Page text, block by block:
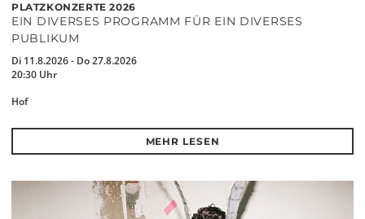
PLATZKONZERTE 2026
EIN DIVERSES PROGRAMM FÜR EIN DIVERSES
PUBLIKUM
Di 11.8.2026 - Do 27.8.2026
20:30 Uhr
Hof
MEHR LESEN